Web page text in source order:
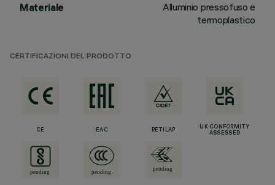
Materiale
Alluminio pressofuso e
termoplastico
CERTIFICAZIONI DEL PRODOTTO
CE EAC RETILAP
UK CONFORMITY
ASSESSED